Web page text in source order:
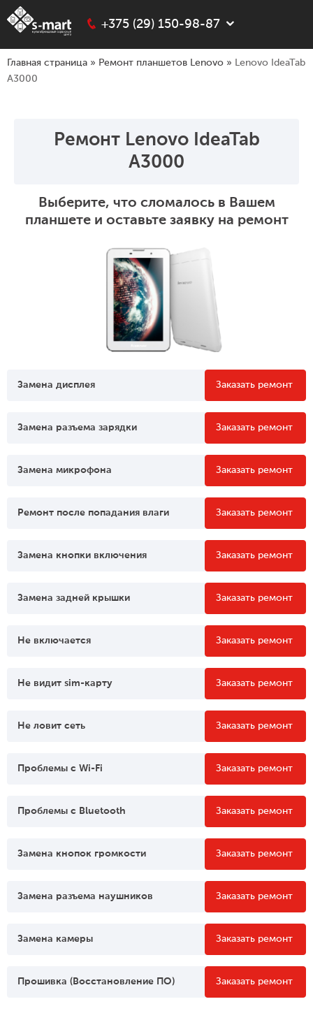
+375 (29) 150-98-87
Главная страница » Ремонт планшетов Lenovo » Lenovo IdeaTab
A3000
Ремонт Lenovo IdeaTab
A3000
Выберите, что сломалось в Вашем
планшете и оставьте заявку на ремонт
Замена дисплея Заказать ремонт
Замена разъема зарядки Заказать ремонт
Замена микрофона Заказать ремонт
Ремонт после попадания влаги Заказать ремонт
Замена кнопки включения Заказать ремонт
Замена задней крышки Заказать ремонт
Не включается Заказать ремонт
Не видит sim-карту Заказать ремонт
Не ловит сеть Заказать ремонт
Проблемы c Wi-Fi Заказать ремонт
Проблемы c Bluetooth Заказать ремонт
Замена кнопок громкости Заказать ремонт
Замена разъема наушников Заказать ремонт
Замена камеры Заказать ремонт
Прошивка (Восстановление ПО) Заказать ремонт